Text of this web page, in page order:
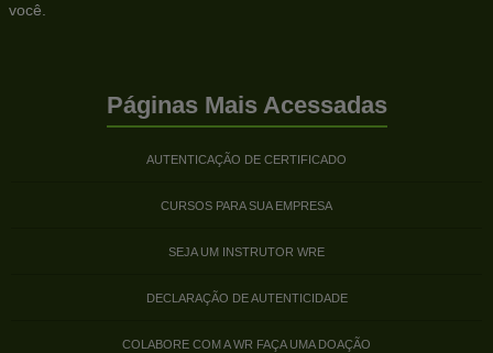
você.
Páginas Mais Acessadas
AUTENTICAÇÃO DE CERTIFICADO
CURSOS PARA SUA EMPRESA
SEJA UM INSTRUTOR WRE
DECLARAÇÃO DE AUTENTICIDADE
COLABORE COM A WR FAÇA UMA DOAÇÃO